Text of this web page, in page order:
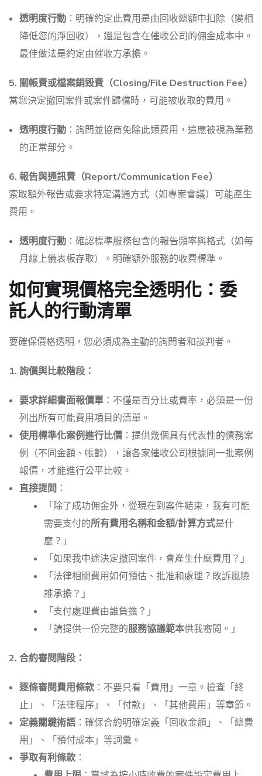
透明度行動 ：明確約定此費用是由回收總額中扣除（變相
降低您的淨回收），還是包含在催收公司的佣金成本中。
最佳做法是約定由催收方承擔。
5. 關帳費或檔案銷毀費（Closing/File Destruction Fee）
當您決定撤回案件或案件歸檔時，可能被收取的費用。
透明度行動 ：詢問並協商免除此類費用，這應被視為業務
的正常部分。
6. 報告與通訊費（Report/Communication Fee）
索取額外報告或要求特定溝通方式（如專案會議）可能產生
費用。
透明度行動 ：確認標準服務包含的報告頻率與格式（如每
月線上儀表板存取）。明確額外服務的收費標準。
如何實現價格完全透明化：委
託人的行動清單
要確保價格透明，您必須成為主動的詢問者和談判者。
1. 詢價與比較階段：
要求詳細書面報價單 ：不僅是百分比或費率，必須是一份
列出所有可能費用項目的清單。
使用標準化案例進行比價 ：提供幾個具有代表性的債務案
例（不同金額、帳齡），讓各家催收公司根據同一批案例
報價，才能進行公平比較。
直接提問 ：
「除了成功佣金外，從現在到案件結束，我有可能
需要支付的所有費用名稱和金額/計算方式是什
麼？」
「如果我中途決定撤回案件，會產生什麼費用？」
「法律相關費用如何預估、批准和處理？敗訴風險
誰承擔？」
「支付處理費由誰負擔？」
「請提供一份完整的服務協議範本供我審閱。」
2. 合約審閱階段：
逐條審閱費用條款：不要只看「費用」一章。檢查「終
止」、「法律程序」、「付款」、「其他費用」等章節。
定義關鍵術語 ：確保合約明確定義「回收金額」、「總費
用」、「預付成本」等詞彙。
爭取有利條款：